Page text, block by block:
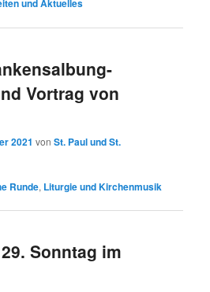
und Aktuelles
Vortrag von
2021 vonSt. Paul und St.
Runde, Liturgie und Kirchenmusik
Sonntag im